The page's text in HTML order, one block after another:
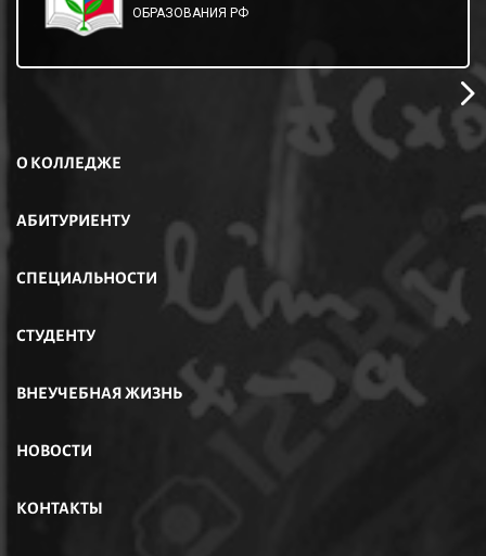
ОБРАЗОВАНИЯ РФ
О КОЛЛЕДЖЕ
АБИТУРИЕНТУ
СПЕЦИАЛЬНОСТИ
СТУДЕНТУ
ВНЕУЧЕБНАЯ ЖИЗНЬ
НОВОСТИ
КОНТАКТЫ